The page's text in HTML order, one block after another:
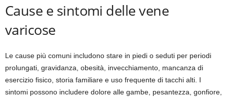
Cause e sintomi delle vene
varicose
Le cause più comuni includono stare in piedi o seduti per periodi
prolungati, gravidanza, obesità, invecchiamento, mancanza di
esercizio fisico, storia familiare e uso frequente di tacchi alti. I
sintomi possono includere dolore alle gambe, pesantezza, gonfiore,